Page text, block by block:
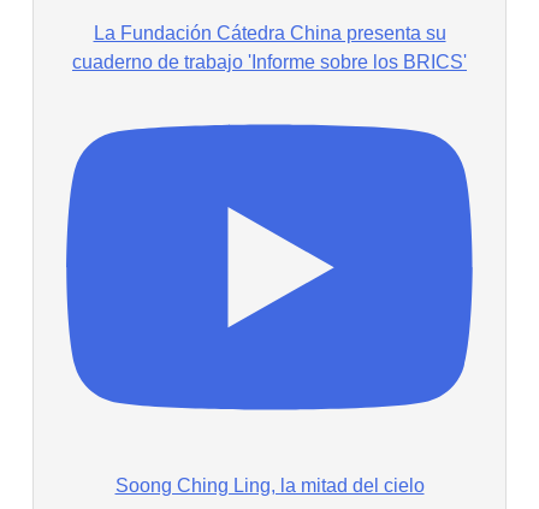
La Fundación Cátedra China presenta su
cuaderno de trabajo 'Informe sobre los BRICS'
Soong Ching Ling, la mitad del cielo